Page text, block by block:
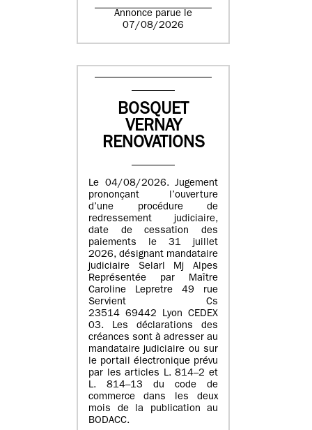
Annonce parue le
07/08/2026
BOSQUET
VERNAY
RENOVATIONS
Le 04/08/2026. Jugement
prononçant l’ouverture
d’une procédure de
redressement judiciaire,
date de cessation des
paiements le 31 juillet
2026, désignant mandataire
judiciaire Selarl Mj Alpes
Représentée par Maître
Caroline Lepretre 49 rue
Servient Cs
23514 69442 Lyon CEDEX
03. Les déclarations des
créances sont à adresser au
mandataire judiciaire ou sur
le portail électronique prévu
par les articles L. 814–2 et
L. 814–13 du code de
commerce dans les deux
mois de la publication au
BODACC.